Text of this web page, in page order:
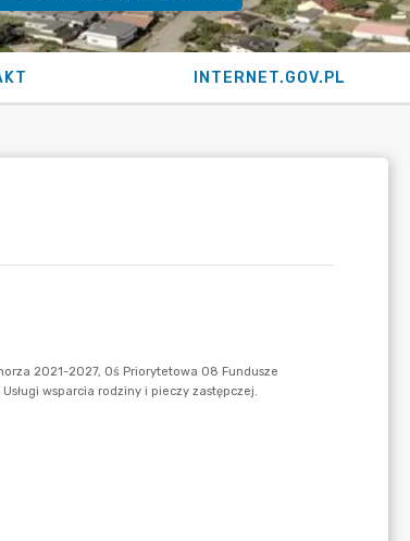
INTERNET.GOV.PL